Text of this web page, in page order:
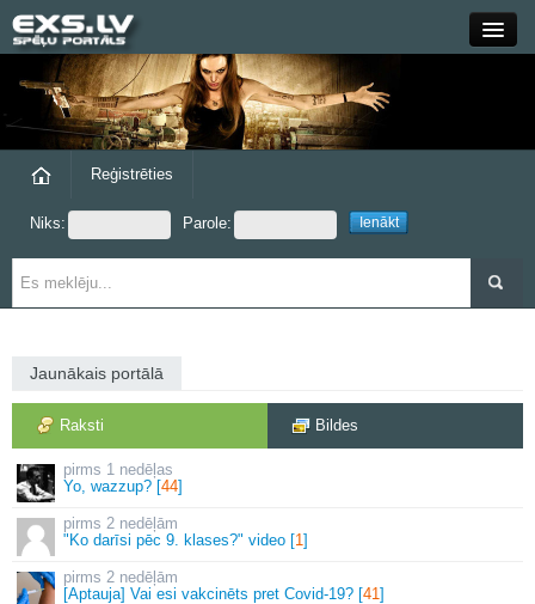
Grupas
Reģistrēties
Niks: Parole:
Jaunākais portālā
Raksti Bildes
1 nedēļas
Yo, wazzup? [44]
2 nedēļām
"Ko darīsi pēc 9. klases?" video [1]
2 nedēļām
[Aptauja] Vai esi vakcinēts pret Covid-19? [41]